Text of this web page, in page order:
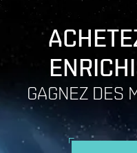
GAGNEZ DES